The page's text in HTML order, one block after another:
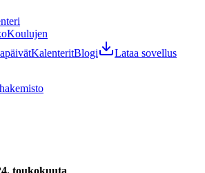
Koulujen
KalenteritBlogi Lataa sovellus
toukokuuta.